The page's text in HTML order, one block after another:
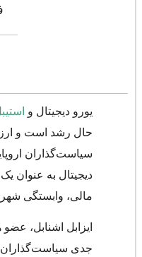
یورو دیجیتال و
سیاست‌گذاران
دیجیتال به عنوان
مالی، وابستگی
ایزابل اشنابل،
جدی سیاست‌گذاران